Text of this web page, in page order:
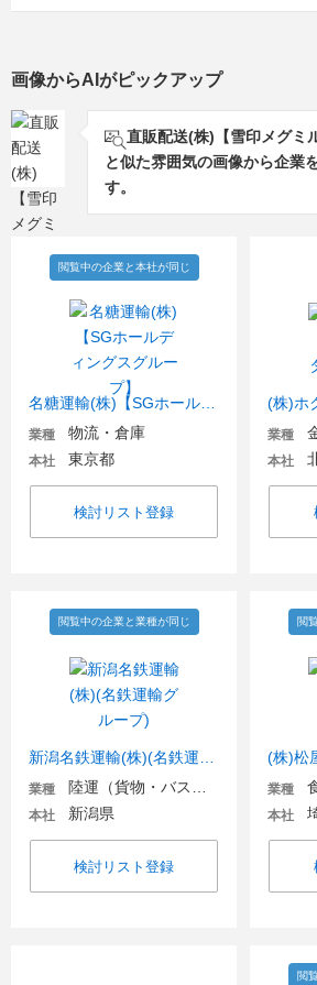
画像からAIがピックアップ
直販配送(株)【雪印メグミ
と似た雰囲気の画像から企業
す。
閲覧中の企業と本社が同じ
業種 物流・倉庫
本社 東京都
検討リスト登録
業種
本社
閲覧中の企業と業種が同じ
業種
本社 新潟県
検討リスト登録
閲
業種
本社
閲